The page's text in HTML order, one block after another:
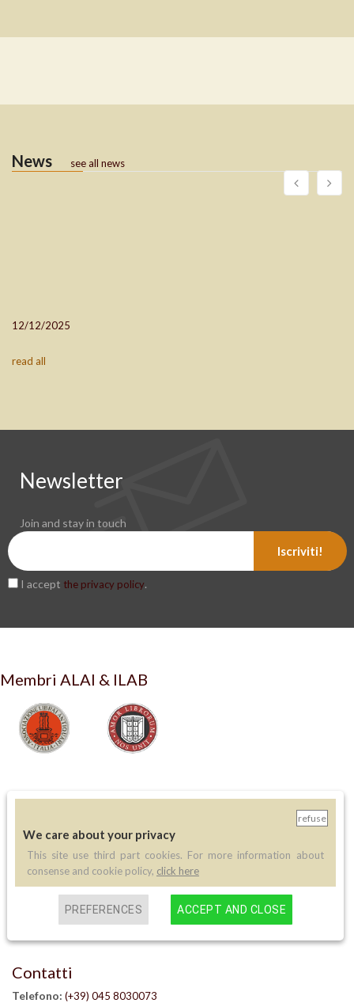
News see all news
12/12/2025
read all
Newsletter
Join and stay in touch
Iscriviti!
I accept the privacy policy.
Membri ALAI & ILAB
LIBRERIA ANTIQUARIA PERINI
37122 Verona
P.IVA: IT 02713140230
info legali
informativa cookie
Contatti
Telefono: (+39) 045 8030073
refuse
We care about your privacy
This site use third part cookies. For more information about
consense and cookie policy, click here
PREFERENCES ACCEPT AND CLOSE